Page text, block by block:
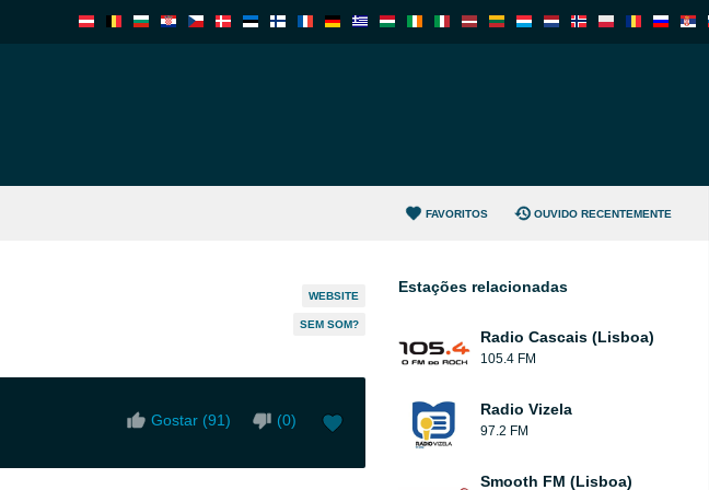
FAVORITOS OUVIDO RECENTEMENTE
WEBSITE
SEM SOM?
Gostar (91) (0)
Estações relacionadas
Radio Cascais (Lisboa)
105.4 FM
Radio Vizela
97.2 FM
Smooth FM (Lisboa)